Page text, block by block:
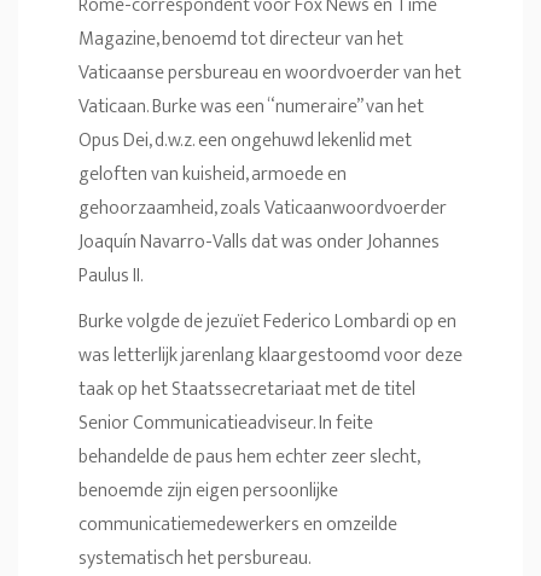
Magazine, benoemd tot directeur van het
Vaticaanse persbureau en woordvoerder van het
Vaticaan. Burke was een “numeraire” van het
Opus Dei, d.w.z. een ongehuwd lekenlid met
geloften van kuisheid, armoede en
gehoorzaamheid, zoals Vaticaanwoordvoerder
Joaquín Navarro-Valls dat was onder Johannes
Paulus II.
Burke volgde de jezuïet Federico Lombardi op en
was letterlijk jarenlang klaargestoomd voor deze
taak op het Staatssecretariaat met de titel
Senior Communicatieadviseur. In feite
behandelde de paus hem echter zeer slecht,
benoemde zijn eigen persoonlijke
communicatiemedewerkers en omzeilde
systematisch het persbureau.